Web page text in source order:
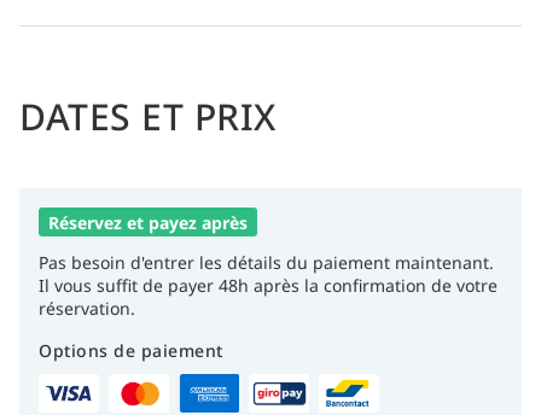
DATES ET PRIX
Réservez et payez après
Pas besoin d'entrer les détails du paiement maintenant.
Il vous suffit de payer 48h après la confirmation de votre
réservation.
Options de paiement